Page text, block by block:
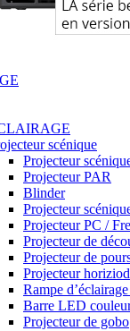
scénique
Projecteur
Projecteur PAR
Blinder
Projecteur
Projecteur PC /
Projecteur de
Projecteur de
Projecteur
Rampe
Barre LED
Projecteur de gobo